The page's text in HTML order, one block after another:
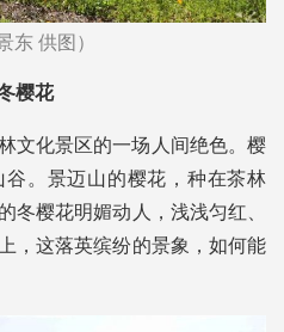
东 供图）
樱花
文化景区的一场人间绝色。樱
。景迈山的樱花，种在茶林
冬樱花明媚动人，浅浅匀红、
，这落英缤纷的景象，如何能